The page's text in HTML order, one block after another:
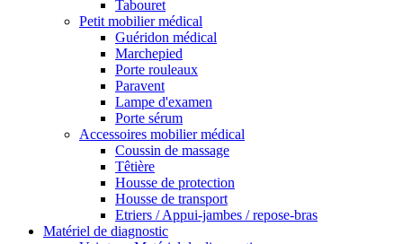
Tabouret
Petit mobilier médical
Guéridon médical
Marchepied
Porte rouleaux
Paravent
Lampe d'examen
Porte sérum
Accessoires mobilier médical
Coussin de massage
Têtière
Housse de protection
Housse de transport
Etriers / Appui-jambes / repose-bras
Matériel de diagnostic